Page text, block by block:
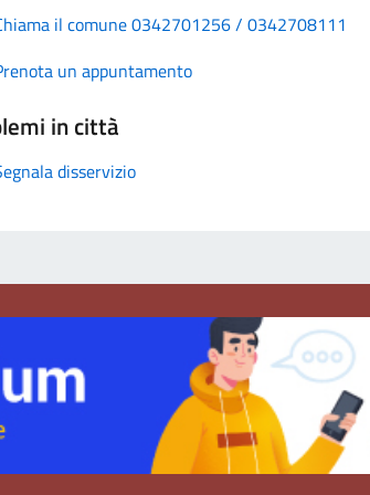
il comune 0342701256 / 0342708111
un appuntamento
in città
disservizio